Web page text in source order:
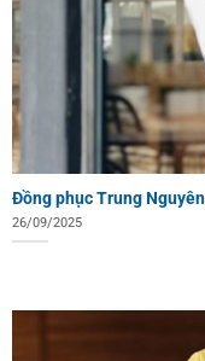
Đồng phục Trung
26/09/2025